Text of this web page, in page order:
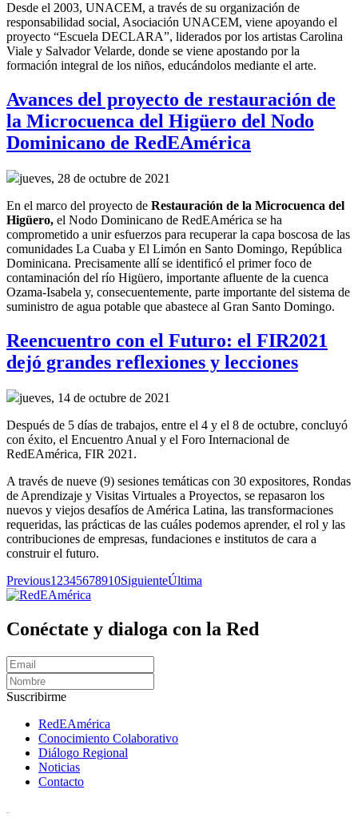
Desde el 2003, UNACEM, a través de su organización de
responsabilidad social, Asociación UNACEM, viene apoyando el
proyecto “Escuela DECLARA”, liderados por los artistas Carolina
Viale y Salvador Velarde, donde se viene apostando por la
formación integral de los niños, educándolos mediante el arte.
Avances del proyecto de restauración de
la Microcuenca del Higüero del Nodo
Dominicano de RedEAmérica
jueves, 28 de octubre de 2021
En el marco del proyecto de Restauración de la Microcuenca del
Higüero, el Nodo Dominicano de RedEAmérica se ha
comprometido a unir esfuerzos para recuperarla capa boscosa de las
comunidades La Cuaba y El Limón en Santo Domingo, República
Dominicana. Precisamente allíse identificó el primer foco de
contaminación del río Higüero, importante afluente de la cuenca
Ozama-Isabela y, consecuentemente, parte importante del sistema de
suministro de agua potable que abastece al Gran Santo Domingo.
Reencuentro con el Futuro: el FIR2021
dejó grandes reflexiones y lecciones
jueves, 14 de octubre de 2021
Después de 5 días de trabajos, entre el 4 y el 8 de octubre, concluyó
con éxito, el Encuentro Anual y el Foro Internacional de
RedEAmérica, FIR 2021.
A través de nueve (9) sesiones temáticas con 30 expositores, Rondas
de Aprendizaje y Visitas Virtuales a Proyectos, se repasaron los
nuevos y viejos desafíos de América Latina, las transformaciones
requeridas, las prácticas de las cuáles podemos aprender, el rol y las
contribuciones de empresas, fundaciones e institutos de cara a
construir el futuro.
Previous1 2345678910SiguienteÚltima
Conéctate y dialoga con la Red
Suscribirme
RedEAmérica
Conocimiento Colaborativo
Diálogo Regional
Noticias
Contacto